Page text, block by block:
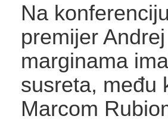
Na
premijer
marginama
susreta, među
Marcom